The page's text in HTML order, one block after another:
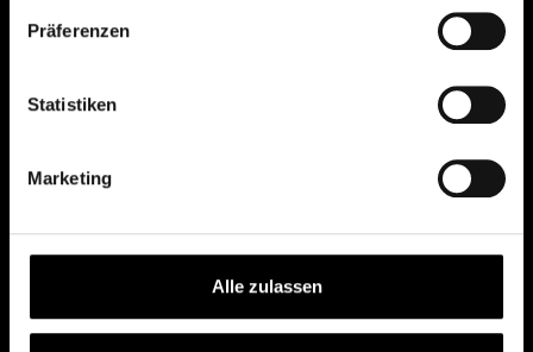
Präferenzen
Statistiken
Marketing
Alle zulassen
All rights reserved.
Depot eröffnen
Depot übertragen
Konditionen